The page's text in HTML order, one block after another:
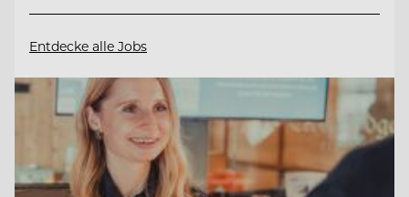
Entdecke alle Jobs